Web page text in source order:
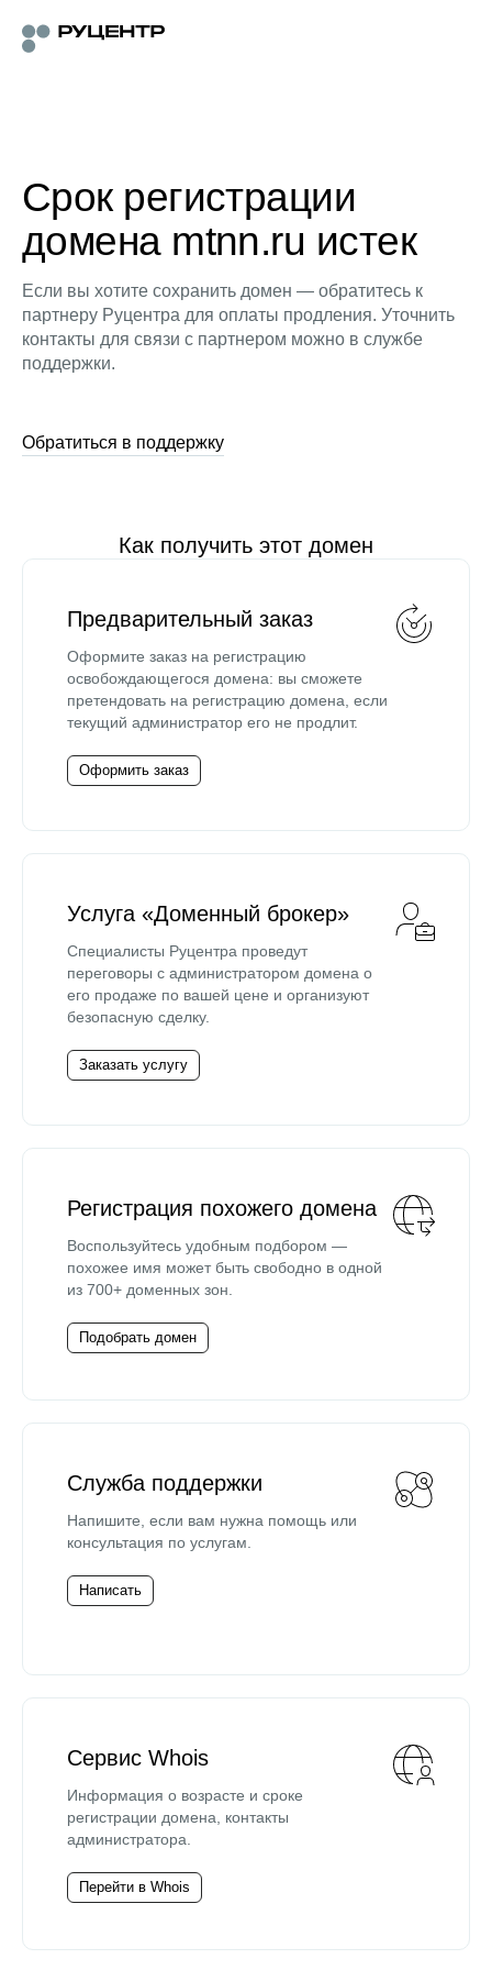
Срок регистрации
домена mtnn.ru истек
Если вы хотите сохранить домен — обратитесь к
партнеру Руцентра для оплаты продления. Уточнить
контакты для связи с партнером можно в службе
поддержки.
Обратиться в поддержку
Как получить этот домен
Предварительный заказ
Оформите заказ на регистрацию
освобождающегося домена: вы сможете
претендовать на регистрацию домена, если
текущий администратор его не продлит.
Оформить заказ
Услуга «Доменный брокер»
Специалисты Руцентра проведут
переговоры с администратором домена о
его продаже по вашей цене и организуют
безопасную сделку.
Заказать услугу
Регистрация похожего домена
Воспользуйтесь удобным подбором —
похожее имя может быть свободно в одной
из 700+ доменных зон.
Подобрать домен
Служба поддержки
Напишите, если вам нужна помощь или
консультация по услугам.
Написать
Сервис Whois
Информация о возрасте и сроке
регистрации домена, контакты
администратора.
Перейти в Whois